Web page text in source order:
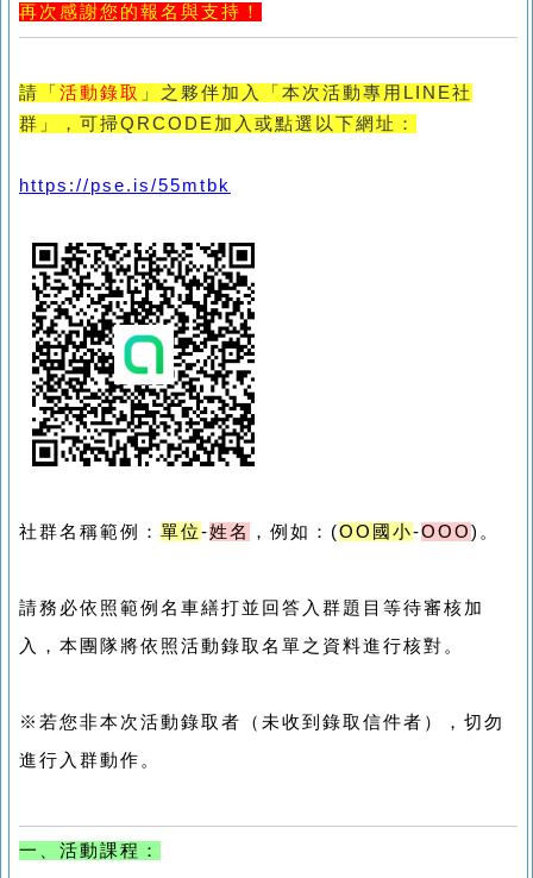
再次感謝您的報名與支持！
請「 活動錄取 」之夥伴加入「本次活動專用LINE社
群」，可掃QRCODE加入或點選以下網址：
https://pse.is/55mtbk
社群名稱範例： 單位-姓名 ，例如：(OO國小-OOO)。
請務必依照範例名車繕打並回答入群題目等待審核加
入，本團隊將依照活動錄取名單之資料進行核對。
※若您非本次活動錄取者（未收到錄取信件者），切勿
進行入群動作。
一、活動課程：